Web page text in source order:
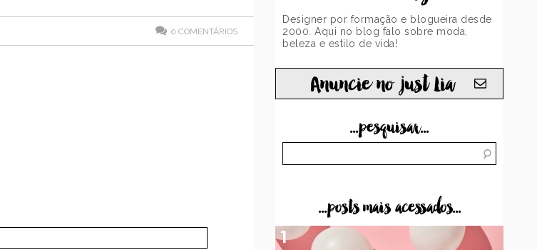
0 COMENTÁRIOS
Designer por formação e blogueira desde
2000. Aqui no blog falo sobre moda,
beleza e estilo de vida!
Anuncie no just Lia
...pesquisar...
...posts mais acessados...
1